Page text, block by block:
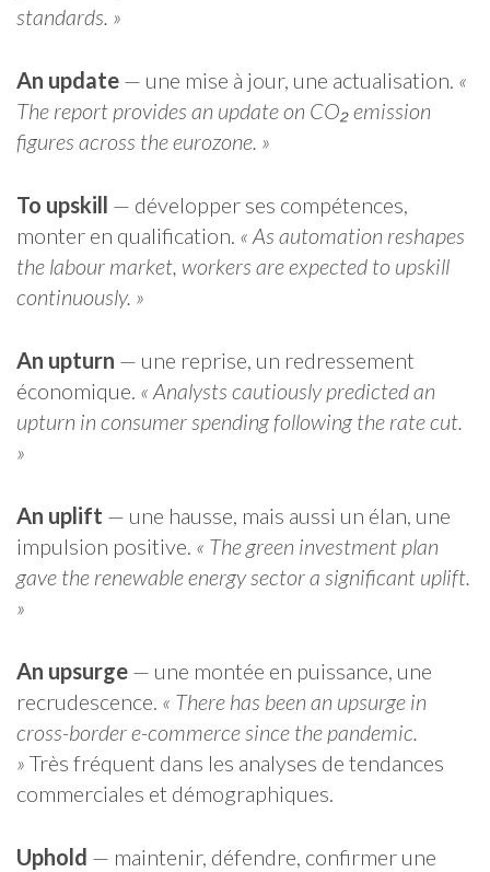
standards. »
An update — une mise à jour, une actualisation. «
The report provides an update on CO₂ emission
figures across the eurozone. »
To upskill — développer ses compétences,
monter en qualification. « As automation reshapes
the labour market, workers are expected to upskill
continuously. »
An upturn — une reprise, un redressement
économique. « Analysts cautiously predicted an
upturn in consumer spending following the rate cut.
»
An uplift — une hausse, mais aussi un élan, une
impulsion positive. « The green investment plan
gave the renewable energy sector a significant uplift.
»
An upsurge — une montée en puissance, une
recrudescence. « There has been an upsurge in
cross-border e-commerce since the pandemic.
» Très fréquent dans les analyses de tendances
commerciales et démographiques.
Uphold — maintenir, défendre, confirmer une